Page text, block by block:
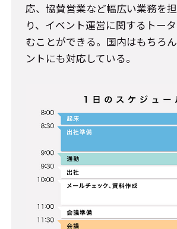
応、協賛営業など幅広い業務を
り、イベント運営に関するトー
むことができる。国内はもちろ
ントにも対応している。